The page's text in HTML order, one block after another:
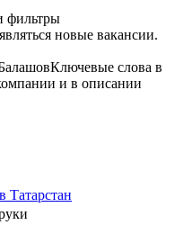
фильтры
новые вакансии.
Ключевые слова в
и в описании
Татарстан